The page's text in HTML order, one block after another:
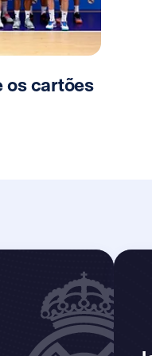
os cartões